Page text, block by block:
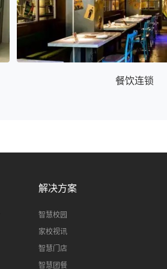
餐饮连锁
解决方案
智慧校园
家校视讯
智慧门店
智慧团餐